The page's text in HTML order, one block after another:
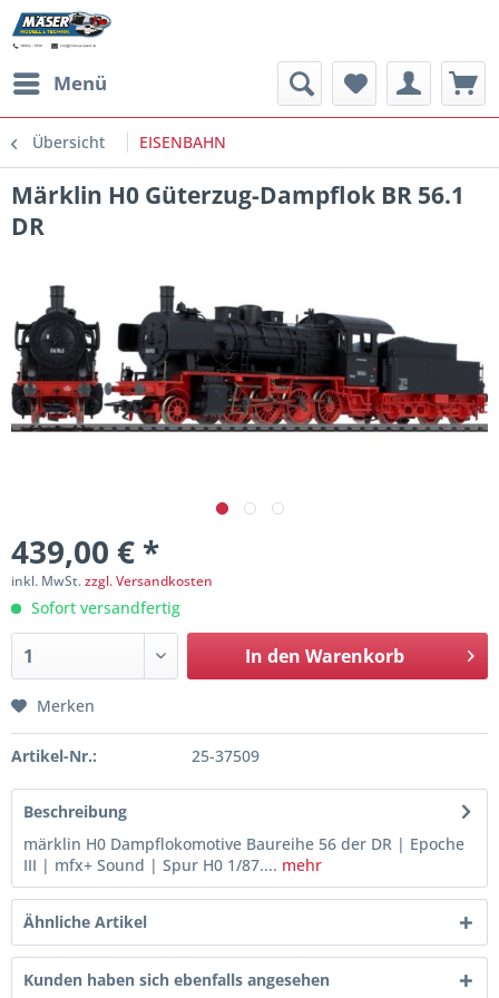
Menü
Übersicht EISENBAHN
Märklin H0 Güterzug-Dampflok BR 56.1
DR
439,00 € *
inkl. MwSt.zzgl. Versandkosten
Sofort versandfertig
In den Warenkorb
Merken
Artikel-Nr.: 25-37509
Beschreibung
märklin H0 Dampflokomotive Baureihe 56 der DR | Epoche
III | mfx+ Sound | Spur H0 1/87.... mehr
Ähnliche Artikel
Kunden haben sich ebenfalls angesehen